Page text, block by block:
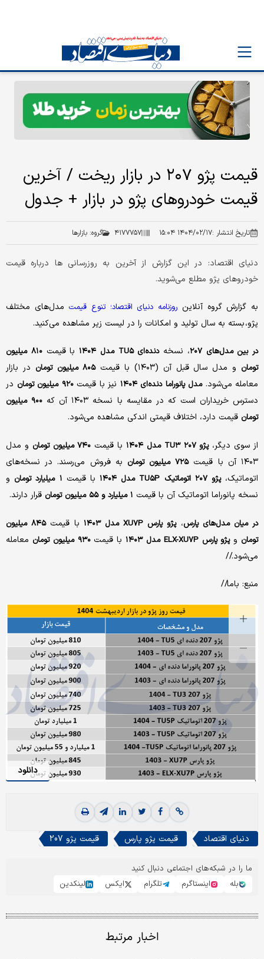
قیمت پژو ۲۰۷ در بازار ریخت / آخرین
قیمت خودروهای پژو در بازار + جدول
تاریخ انتشار :۱۴۰۴/۰۲/۱۷ ۱۵:۰۴ ۴۱۷۷۷۵۷ گروه: بازارها
دنیای اقتصاد: در این گزارش از آخرین به روزرسانی ها درباره قیمت
خودروهای پژو مطلع می‌شوید.
به گزارش گروه آنلاین روزنامه دنیای اقتصاد؛ تنوع قیمت مدل‌های مختلف
پژو، بسته به سال تولید و امکانات را در لیست زیر مشاهده می‌کنید.
در بین مدل‌های ۲۰۷ ، نسخهدنده‌ای TU۵ مدل ۱۴۰۴ با قیمت
۸۱۰ میلیون
تومان و مدل سال قبل آن (۱۴۰۳) با قیمت ۸۰۵ میلیون تومان
در بازار
معامله می‌شود.مدل پانوراما دنده‌ای ۱۴۰۴ نیز با قیمت۹۲۰ میلیون تومان
در
دسترس خریداران است که در مقایسه با نسخه ۱۴۰۳ آن که
۹۰۰ میلیون
تومان قیمت دارد، اختلاف قیمتی اندکی مشاهده می‌شود.
از سوی دیگر،پژو ۲۰۷ TU۳ مدل ۱۴۰۴ با قیمت ۷۴۰ میلیون تومان
و مدل
۱۴۰۳ آن با قیمت
۷۲۵ میلیون تومان
به فروش می‌رسند. در نسخه‌های
اتوماتیک،پژو ۲۰۷ اتوماتیک TU۵P مدل ۱۴۰۴ با قیمت ۱ میلیارد تومان
و
نسخه پانوراما اتوماتیک آن با قیمت ۱ میلیارد و ۵۵ میلیون تومان قرار دارند.
در میان مدل‌های پارس،پژو پارس XU۷P مدل ۱۴۰۳ با قیمت
۸۴۵ میلیون
تومان وپژو پارس ELX-XU۷P مدل ۱۴۰۳ با قیمت۹۳۰ میلیون تومان
معامله
می‌شود.//
منبع: باما//
دانلود
دنیای اقتصاد قیمت پژو پارس قیمت پژو 207
ما را در شبکه‌های اجتماعی دنبال کنید
بله
اینستاگرم تلگرام ایکس لینکدین
اخبار مرتبط